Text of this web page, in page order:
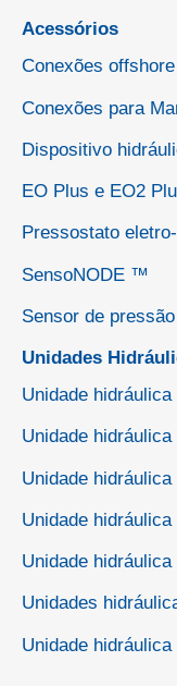
Acessórios
Conexões offshore
Conexões para
Dispositivo
EO Plus e EO2
Pressostato
SensoNODE ™
Sensor de
Unidades
Unidade
Unidade
Unidade
Unidade
Unidade
Unidades
Unidade